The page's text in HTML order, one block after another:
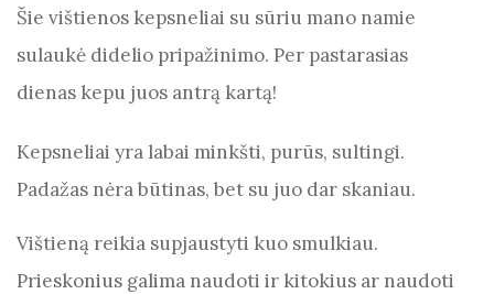
c
e
b
o
k
er
es
t
at
s
A
p
p
se
n
g
er
er e
gr
m
ar
e
Šie vištienos kepsneliai su sūriu mano namie
sulaukė didelio pripažinimo. Per pastarasias
dienas kepu juos antrą kartą!
Kepsneliai yra labai minkšti, purūs, sultingi.
Padažas nėra būtinas, bet su juo dar skaniau.
Vištieną reikia supjaustyti kuo smulkiau.
Prieskonius galima naudoti ir kitokius ar naudoti